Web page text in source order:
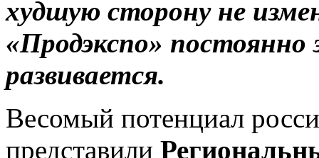
худшую сторону не
«Продэкспо» постоянно
развивается.
Весомый потенциал
представили